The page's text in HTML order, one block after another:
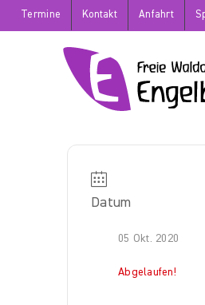
Zum
Inhalt
Termine Kontakt Anfahrt
Datum
05 Okt. 2020
Abgelaufen!